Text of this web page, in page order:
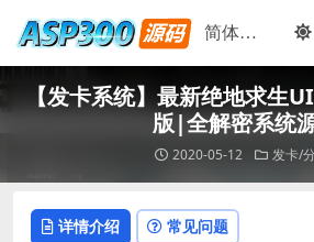
【发卡系统】最新绝地求生
版|全解密系统
2020-05-12 发卡/
详情介绍 常见问题